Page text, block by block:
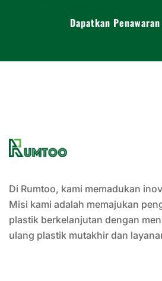
Dapatkan Penawaran
Di Rumtoo, kami memadukan
Misi kami adalah memajukan
plastik berkelanjutan dengan
ulang plastik mutakhir dan